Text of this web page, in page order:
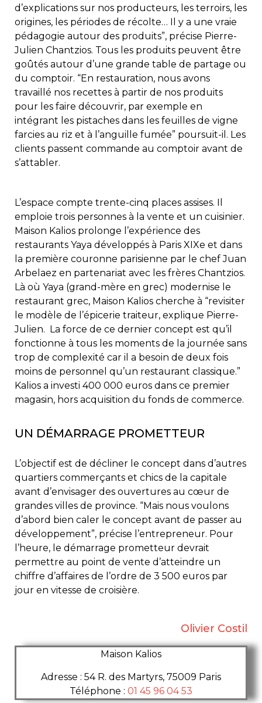
d’explications sur nos producteurs, les terroirs, les
origines, les périodes de récolte… Il y a une vraie
pédagogie autour des produits”, précise Pierre-
Julien Chantzios. Tous les produits peuvent être
goûtés autour d’une grande table de partage ou
du comptoir. “En restauration, nous avons
travaillé nos recettes à partir de nos produits
pour les faire découvrir, par exemple en
intégrant les pistaches dans les feuilles de vigne
farcies au riz et à l’anguille fumée” poursuit-il. Les
clients passent commande au comptoir avant de
s’attabler.
L’espace compte trente-cinq places assises. Il
emploie trois personnes à la vente et un cuisinier.
Maison Kalios prolonge l’expérience des
restaurants Yaya développés à Paris XIXe et dans
la première couronne parisienne par le chef Juan
Arbelaez en partenariat avec les frères Chantzios.
Là où Yaya (grand-mère en grec) modernise le
restaurant grec, Maison Kalios cherche à “revisiter
le modèle de l’épicerie traiteur, explique Pierre-
Julien. La force de ce dernier concept est qu’il
fonctionne à tous les moments de la journée sans
trop de complexité car il a besoin de deux fois
moins de personnel qu’un restaurant classique.”
Kalios a investi 400 000 euros dans ce premier
magasin, hors acquisition du fonds de commerce.
UN DÉMARRAGE PROMETTEUR
L’objectif est de décliner le concept dans d’autres
quartiers commerçants et chics de la capitale
avant d’envisager des ouvertures au cœur de
grandes villes de province. “Mais nous voulons
d’abord bien caler le concept avant de passer au
développement”, précise l’entrepreneur. Pour
l’heure, le démarrage prometteur devrait
permettre au point de vente d’atteindre un
chiffre d’affaires de l’ordre de 3 500 euros par
jour en vitesse de croisière.
Olivier Costil
Maison Kalios
Adresse : 54 R. des Martyrs, 75009 Paris
Téléphone : 01 45 96 04 53